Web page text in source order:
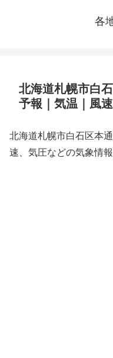
各
北海道札幌市白
予報｜気温｜風速
北海道札幌市白石区本
速、気圧などの気象情